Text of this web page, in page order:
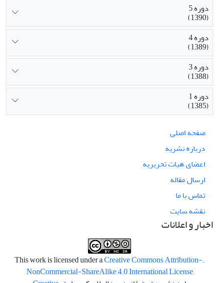
دوره 5
(1390)
دوره 4
(1389)
دوره 3
(1388)
دوره 1
(1385)
صفحه اصلی
درباره نشریه
اعضای هیات تحریریه
ارسال مقاله
تماس با ما
نقشه سایت
اخبار و اعلانات
.This work is licensed under a
Creative Commons Attribution-
NonCommercial-ShareAlike 4.0 International License